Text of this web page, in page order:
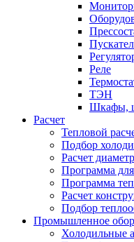
Реле
ТЭН
Шкафы,
Расчет
Тепловой
Подбор
Расчет
Программа
Программа
Расчет
Подбор
Промышленное
Холодильные